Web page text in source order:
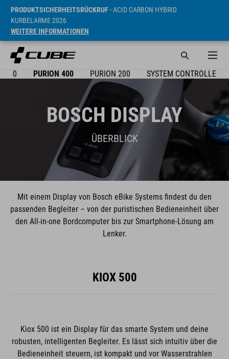
PRODUKTSICHERHEITSRÜCKRUF- ACID CARBON HYBRID
KURBELARME 2026
WEITERE INFORMATIONEN
300 PURION 400 PURION 200 SYSTEM CONTROLLER
BOSCH DISPLAY
ÜBERBLICK
Mit einem Display von Bosch eBike Systems findest du den
passenden Begleiter – von der puristischen Bedieneinheit über
den All-in-one Bord­computer bis zur S­martphone-Lösung am
Lenker.
KIOX 500
Kiox 500 ist ein Display für das smarte System und deine
robusten, intelligenten Begleiter. Es lässt sich intuitiv über die
Bedieneinheit steuern, ist kompakt und vor Wasserstrahlen